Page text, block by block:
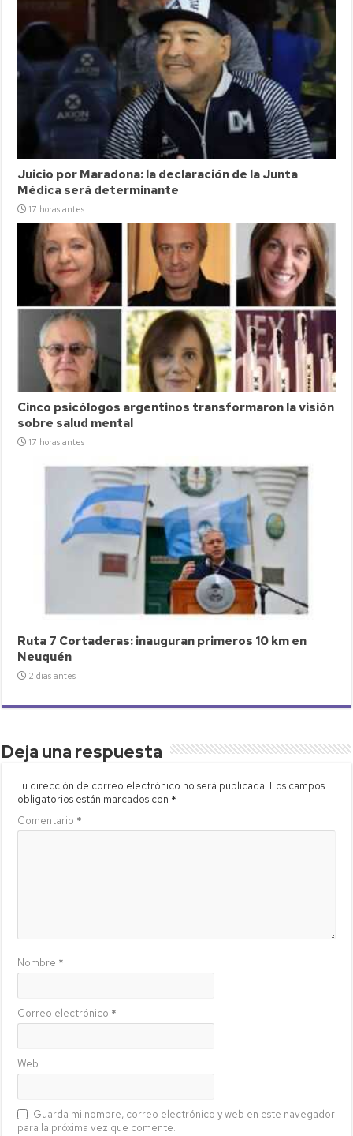
Juicio por Maradona: la declaración de la Junta
Médica será determinante
17 horas antes
Cinco psicólogos argentinos transformaron la visión
sobre salud mental
17 horas antes
Ruta 7 Cortaderas: inauguran primeros 10 km en
Neuquén
2 días antes
Deja una respuesta
Tu dirección de correo electrónico no será publicada. Los campos
obligatorios están marcados con *
Comentario *
Nombre *
Correo electrónico *
Web
Guarda mi nombre, correo electrónico y web en este navegador
para la próxima vez que comente.